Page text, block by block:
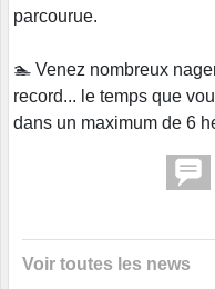
parcourue.
🏊 Venez nombreux
record... le temps que
dans un maximum de 6
Voir toutes les news